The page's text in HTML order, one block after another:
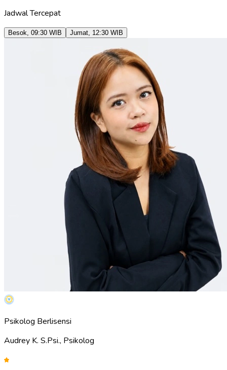
Jadwal Tercepat
Besok 09:30 WIB Jumat 12:30 WIB
Psikolog Berlisensi
Audrey K. S.Psi., Psikolog